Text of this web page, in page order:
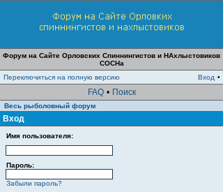
Форум на Сайте Орловских Спиннингистов и НАхлыстовиков
СОСНа
Переключиться на полную версию
Вход •
FAQ • Поиск
Весь рыболовный форум
Вход
Имя пользователя:
Пароль:
Забыли пароль?